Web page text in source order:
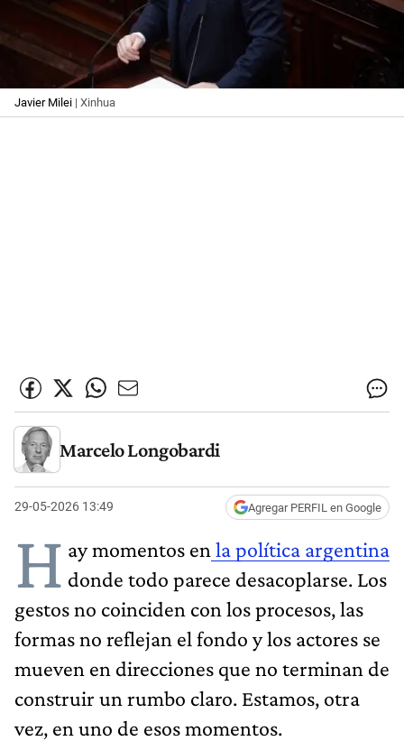
Javier Milei | Xinhua
Marcelo Longobardi
29-05-2026 13:49 Agregar PERFIL en Google
H ay momentos en la política argentina
donde todo parece desacoplarse. Los
gestos no coinciden con los procesos, las
formas no reflejan el fondo y los actores se
mueven en direcciones que no terminan de
construir un rumbo claro. Estamos, otra
vez, en uno de esos momentos.